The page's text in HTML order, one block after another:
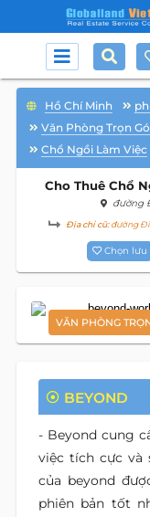
Hồ Chí Minh
Văn Phòng Trọn
Chổ Ngồi Làm Việc
Cho Thuê Chổ
đường
Địa chỉ cũ:đường
Chọn lưu
VĂN PHÒNG
BEYOND
- Beyond cung
việc tích cực và
của beyond
phiên bản tốt